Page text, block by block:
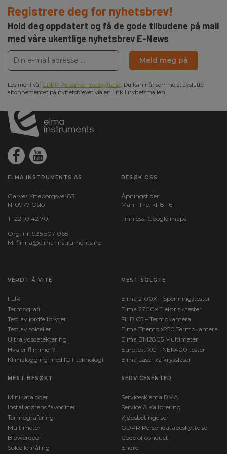
Registrere deg for nyhetsbrev!
Hold deg oppdatert og få de gode tilbudene på mail
med våre ukentlige nyhetsbrev E-News
Meld meg på
Les mer i vår GDPR Personvernbeskyttelse. Du kan når som helst avslutte
abonnementet på nyhetsbrevet via en link i nyhetsmailen.
ELMA INSTRUMENTS AS
Garver Ytteborgsvei 83
N-0977 Oslo
T: 22 10 42 70
Org. nr. 935 507 065
M: firma@elma-instruments.no​
BESØK OSS
Åpningstider:
Man - Fre: kl. 8-16
Finn oss: Google maps
VERDT Å VITE
FLIR
Termografi
Test av jordfeilbryter
Test av solceller
Ultralydsdetektering
Hva er flimmer?
Klimalogging med IOT teknologi
MEST SOLGTE
Elma 2100X – Spenningstester
Elma 2700x Elektrisk tester
FLIR C5 – Termokamera
Elma Themo x250 Termokamera
Elma BM2805 Multimeter
Eurotest XC – NEK400 tester
Elma Laser x2 krysslaser
MEST BESØKT
Minikataloger
Installatørens favoritter
Termografering
Multimeter
Blowerdoor
Solcellemåling
SERVICESENTER
Serviceskjema RMA
Service & Kalibrering
Kjøpsbetingelser
GDPR Persondatabeskyttelse
Code of conduct
Endre